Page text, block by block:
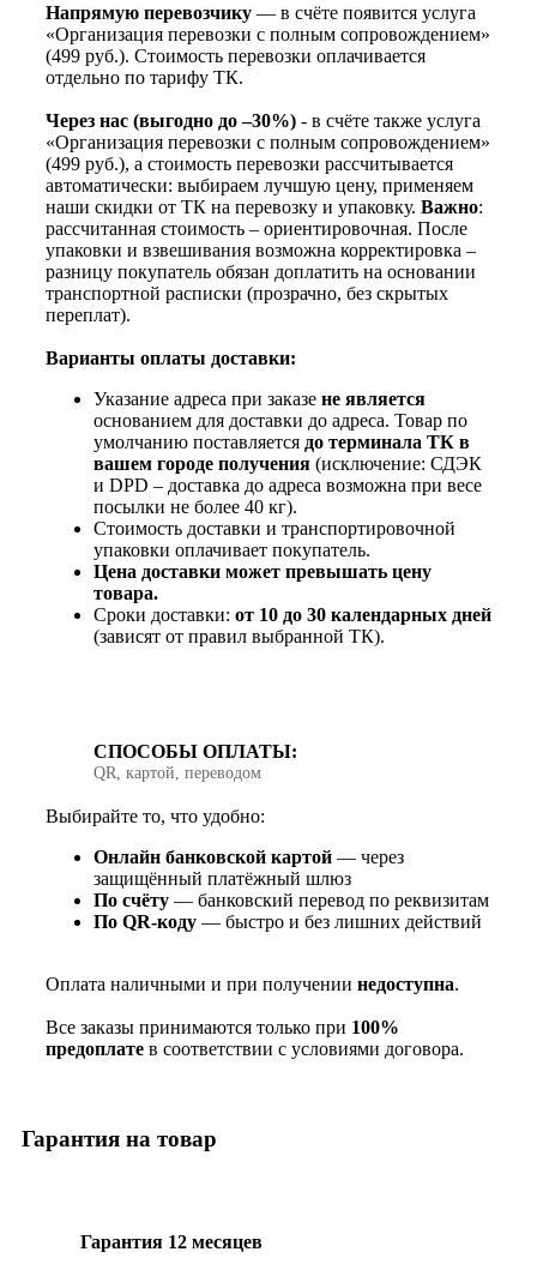
Напрямую перевозчику — в счёте появится услуга
«Организация перевозки с полным сопровождением»
(499 руб.). Стоимость перевозки оплачивается
отдельно по тарифу ТК.
Через нас (выгодно до –30%) - в счёте также услуга
«Организация перевозки с полным сопровождением»
(499 руб.), а стоимость перевозки рассчитывается
автоматически: выбираем лучшую цену, применяем
наши скидки от ТК на перевозку и упаковку. Важно:
рассчитанная стоимость – ориентировочная. После
упаковки и взвешивания возможна корректировка –
разницу покупатель обязан доплатить на основании
транспортной расписки (прозрачно, без скрытых
переплат).
Варианты оплаты доставки:
Указание адреса при заказе не является
основанием для доставки до адреса. Товар по
умолчанию поставляется до терминала ТК в
вашем городе получения (исключение: СДЭК
и DPD – доставка до адреса возможна при весе
посылки не более 40 кг).
Стоимость доставки и транспортировочной
упаковки оплачивает покупатель.
Цена доставки может превышать цену
товара.
Сроки доставки: от 10 до 30 календарных дней
(зависят от правил выбранной ТК).
СПОСОБЫ ОПЛАТЫ:
QR, картой, переводом
Выбирайте то, что удобно:
Онлайн банковской картой — через
защищённый платёжный шлюз
По счёту — банковский перевод по реквизитам
По QR‑коду — быстро и без лишних действий
Оплата наличными и при получении недоступна.
Все заказы принимаются только при 100%
предоплате в соответствии с условиями договора.
Гарантия на товар
Гарантия 12 месяцев